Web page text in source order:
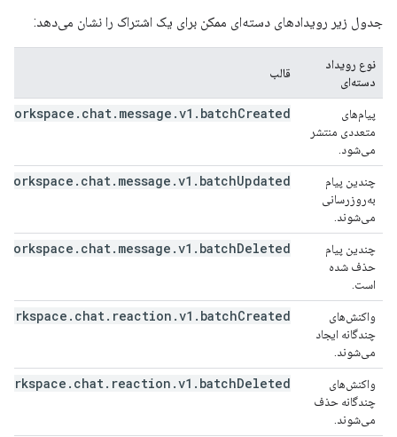
جدول زیر رویدادهای دسته‌ای ممکن برای یک اشتراک را نشان می‌دهد:
نوع رویداد
دسته‌ای
قالب
پیام‌های
متعددی منتشر
می‌شود.
چندین پیام
به‌روزرسانی
می‌شوند.
چندین پیام
حذف شده
است.
واکنش‌های
چندگانه ایجاد
می‌شوند.
واکنش‌های
چندگانه حذف
می‌شوند.